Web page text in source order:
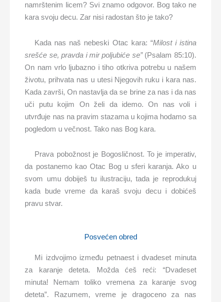
namrštenim licem? Svi znamo odgovor. Bog tako ne
kara svoju decu. Zar nisi radostan što je tako?
Kada nas naš nebeski Otac kara: “Milost i istina
srešće se, pravda i mir poljubiće se”(Psalam 85:10).
On nam vrlo ljubazno i tiho otkriva potrebu u našem
životu, prihvata nas u utesi Njegovih ruku i kara nas.
Kada završi, On nastavlja da se brine za nas i da nas
uči putu kojim On želi da idemo. On nas voli i
utvrđuje nas na pravim stazama u kojima hodamo sa
pogledom u večnost. Tako nas Bog kara.
Prava pobožnost je Bogosličnost. To je imperativ,
da postanemo kao Otac Bog u sferi karanja. Ako u
svom umu dobiješ tu ilustraciju, tada je reprodukuj
kada bude vreme da karaš svoju decu i dobićeš
pravu stvar.
Posvećen obred
Mi izdvojimo između petnaest i dvadeset minuta
za karanje deteta. Možda ćeš reći: “Dvadeset
minuta! Nemam toliko vremena za karanje svog
deteta”. Razumem, vreme je dragoceno za nas